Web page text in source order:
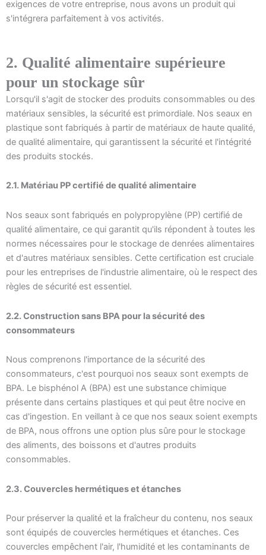
exigences de votre entreprise, nous avons un produit qui
s'intégrera parfaitement à vos activités.
2. Qualité alimentaire supérieure
pour un stockage sûr
Lorsqu'il s'agit de stocker des produits consommables ou des
matériaux sensibles, la sécurité est primordiale. Nos seaux en
plastique sont fabriqués à partir de matériaux de haute qualité,
de qualité alimentaire, qui garantissent la sécurité et l'intégrité
des produits stockés.
2.1. Matériau PP certifié de qualité alimentaire
Nos seaux sont fabriqués en polypropylène (PP) certifié de
qualité alimentaire, ce qui garantit qu'ils répondent à toutes les
normes nécessaires pour le stockage de denrées alimentaires
et d'autres matériaux sensibles. Cette certification est cruciale
pour les entreprises de l'industrie alimentaire, où le respect des
règles de sécurité est essentiel.
2.2. Construction sans BPA pour la sécurité des
consommateurs
Nous comprenons l'importance de la sécurité des
consommateurs, c'est pourquoi nos seaux sont exempts de
BPA. Le bisphénol A (BPA) est une substance chimique
présente dans certains plastiques et qui peut être nocive en
cas d'ingestion. En veillant à ce que nos seaux soient exempts
de BPA, nous offrons une option plus sûre pour le stockage
des aliments, des boissons et d'autres produits
consommables.
2.3. Couvercles hermétiques et étanches
Pour préserver la qualité et la fraîcheur du contenu, nos seaux
sont équipés de couvercles hermétiques et étanches. Ces
couvercles empêchent l'air, l'humidité et les contaminants de